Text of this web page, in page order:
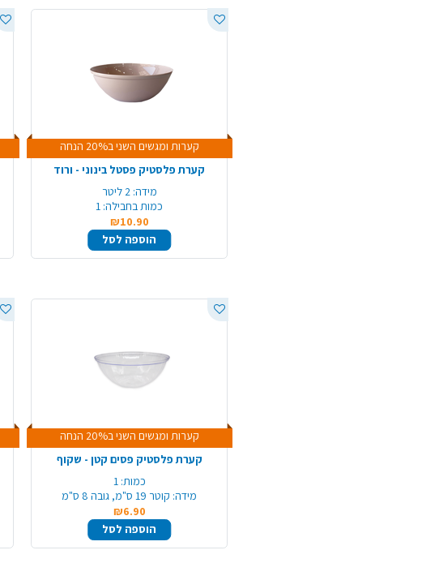
קערות ומגשים השני ב20% הנחה
קערת פלסטיק פסטל בינוני - ורוד
מידה: 2 ליטר
כמות בחבילה: 1
₪10.90
הוספה לסל
קערות ומגשים השני ב20% הנחה
קערת פלסטיק פסים קטן - שקוף
כמות: 1
מידה: קוטר 19 ס"מ, גובה 8 ס"מ
₪6.90
הוספה לסל